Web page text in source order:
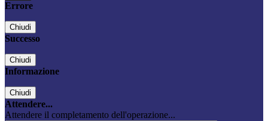
Errore
Chiudi
Successo
Chiudi
Informazione
Chiudi
Attendere...
Attendere il completamento dell'operazione...